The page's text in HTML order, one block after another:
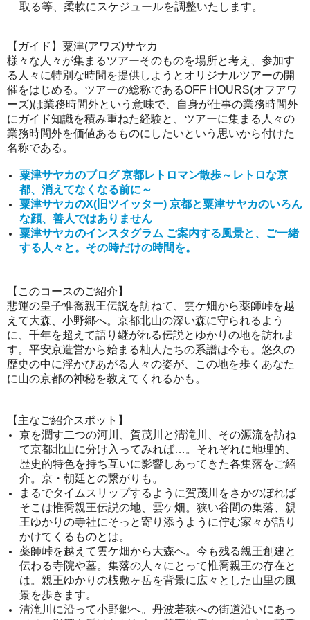
取る等、柔軟にスケジュールを調整いたします。
【ガイド】粟津(アワズ)サヤカ
様々な人々が集まるツアーそのものを場所と考え、参加す
る人々に特別な時間を提供しようとオリジナルツアーの開
催をはじめる。ツアーの総称であるOFF HOURS(オフアワ
ーズ)は業務時間外という意味で、自身が仕事の業務時間外
にガイド知識を積み重ねた経験と、ツアーに集まる人々の
業務時間外を価値あるものにしたいという思いから付けた
名称である。
粟津サヤカのブログ 京都レトロマン散歩～レトロな京
都、消えてなくなる前に～
粟津サヤカのX(旧ツイッター) 京都と粟津サヤカのいろん
な顔、善人ではありません
粟津サヤカのインスタグラム ご案内する風景と、ご一緒
する人々と。その時だけの時間を。
【このコースのご紹介】
悲運の皇子惟喬親王伝説を訪ねて、雲ケ畑から薬師峠を越
えて大森、小野郷へ。京都北山の深い森に守られるよう
に、千年を超えて語り継がれる伝説とゆかりの地を訪れま
す。平安京造営から始まる杣人たちの系譜は今も。悠久の
歴史の中に浮かびあがる人々の姿が、この地を歩くあなた
に山の京都の神秘を教えてくれるかも。
【主なご紹介スポット】
京を潤す二つの河川、賀茂川と清滝川、その源流を訪ね
て京都北山に分け入ってみれば…。それぞれに地理的、
歴史的特色を持ち互いに影響しあってきた各集落をご紹
介。京・朝廷との繋がりも。
まるでタイムスリップするように賀茂川をさかのぼれば
そこは惟喬親王伝説の地、雲ケ畑。狭い谷間の集落、親
王ゆかりの寺社にそっと寄り添うように佇む家々が語り
かけてくるものとは。
薬師峠を越えて雲ケ畑から大森へ。今も残る親王創建と
伝わる寺院や墓。集落の人々にとって惟喬親王の存在と
は。親王ゆかりの桟敷ヶ岳を背景に広々とした山里の風
景を歩きます。
清滝川に沿って小野郷へ。丹波若狭への街道沿いにあっ